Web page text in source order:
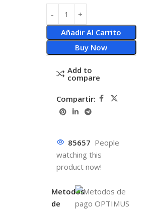
Añadir Al Carrito
Buy Now
Add to
compare
Compartir:
85657 People
watching this
product now!
Metodos
de